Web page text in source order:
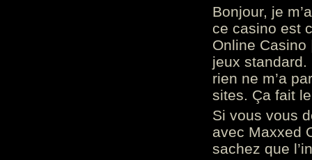
Bonjour, je
ce casino est
Online
jeux standard.
rien ne m’a
sites. Ça fait
Si vous vous
avec Maxxed
sachez que